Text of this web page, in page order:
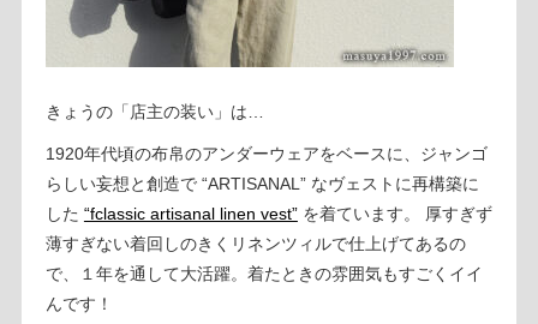
きょうの「店主の装い」は…
1920年代頃の布帛のアンダーウェアをベースに、ジャンゴ
らしい妄想と創造で “ARTISANAL” なヴェストに再構築に
した “fclassic artisanal linen vest”を着ています。 厚すぎず
薄すぎない着回しのきくリネンツィルで仕上げてあるの
で、１年を通して大活躍。着たときの雰囲気もすごくイイ
んです！